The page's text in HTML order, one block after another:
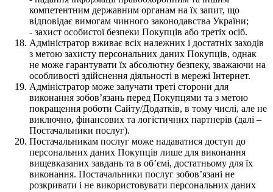
компетентним державним органам на їх запит, що
відповідає вимогам чинного законодавства України;
- захист особистої безпеки Покупців або третіх осіб.
Адміністратор вживає всіх належних і достатніх заходів
з метою захисту персональних даних Покупців, однак
не може гарантувати їх абсолютну безпеку, зважаючи на
особливості здійснення діяльності в мережі Інтернет.
Адміністратор може залучати треті сторони для
виконання зобов’язань перед Покупцями та з метою
покращення роботи Сайту/Додатків, в тому числі, але не
виключно, фінансових та логістичних партнерів (далі –
Постачальники послуг).
Постачальникам послуг може надаватися доступ до
персональних даних Покупців лише для виконання
вищевказаних завдань та в об’ємі, достатньому для їх
виконання. Постачальники послуг зобов’язані не
розкривати і не використовувати персональних даних